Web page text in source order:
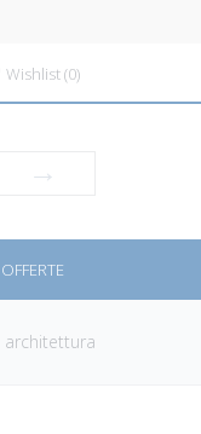
Wishlist(0)
OFFERTE
architettura